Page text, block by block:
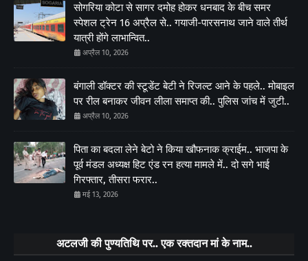
सोगरिया कोटा से सागर दमोह होकर धनबाद के बीच समर
स्पेशल ट्रेन 16 अप्रैल से.. गयाजी-पारसनाथ जाने वाले तीर्थ
यात्री होंगे लाभान्वित..
अप्रैल 10, 2026
बंगाली डॉक्टर की स्टूडेंट बेटी ने रिजल्ट आने के पहले.. मोबाइल
पर रील बनाकर जीवन लीला समाप्त की.. पुलिस जांच में जुटी..
अप्रैल 10, 2026
पिता का बदला लेने बेटो ने किया खौफनाक क्राईम.. भाजपा के
पूर्व मंडल अध्यक्ष हिट एंड रन हत्या मामले में.. दो सगे भाई
गिरफ्तार, तीसरा फरार..
मई 13, 2026
अटलजी की पुण्यतिथि पर.. एक रक्तदान मां के नाम..